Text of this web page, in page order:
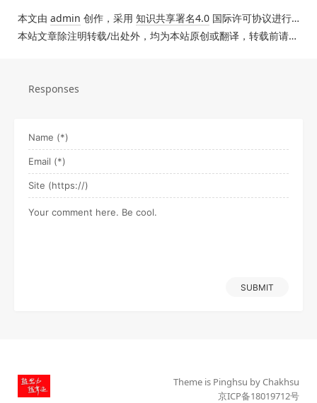
本文由 admin 创作，采用 知识共享署名4.0 国际许可协议进行许可。
本站文章除注明转载/出处外，均为本站原创或翻译，转载前请务必署名。
Responses
SUBMIT
Theme is Pinghsu byChakhsu
京ICP备18019712号